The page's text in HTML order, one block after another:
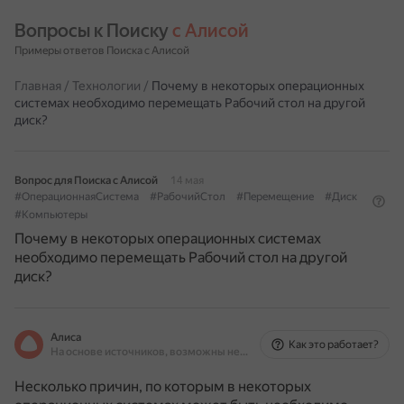
Вопросы к Поиску с Алисой
Примеры ответов Поиска с Алисой
Главная / Технологии / Почему в некоторых операционных
системах необходимо перемещать Рабочий стол на другой
диск?
Вопрос для Поиска с Алисой
14 мая
#ОперационнаяСистема
#РабочийСтол #Перемещение
#Диск
#Компьютеры
Почему в некоторых операционных системах
необходимо перемещать Рабочий стол на другой
диск?
Алиса
На основе источников, возможны неточности
Как это работает?
Несколько причин, по которым в некоторых